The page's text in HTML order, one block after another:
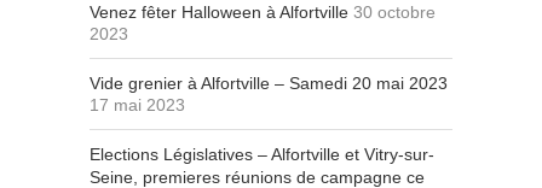
Venez fêter Halloween à Alfortville 30 octobre
2023
Vide grenier à Alfortville – Samedi 20 mai 2023
17 mai 2023
Elections Législatives – Alfortville et Vitry-sur-
Seine, premieres réunions de campagne ce